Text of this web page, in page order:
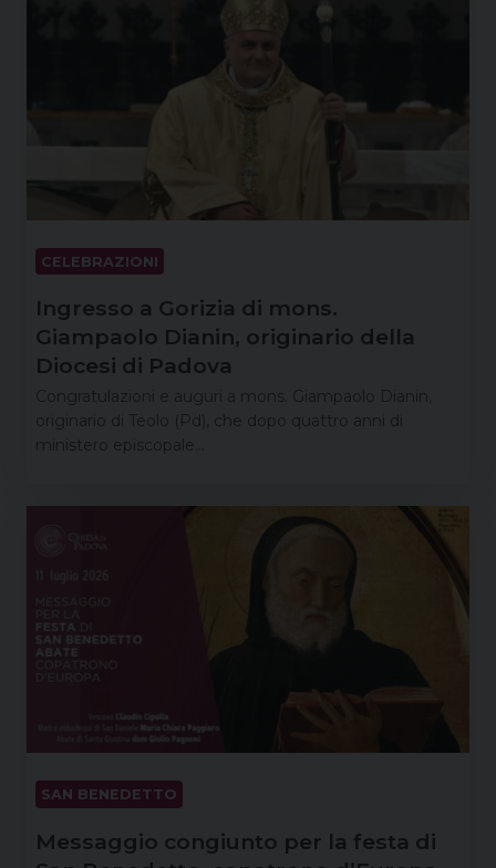
CELEBRAZIONI
Ingresso a Gorizia di mons.
Giampaolo Dianin, originario della
Diocesi di Padova
Congratulazioni e auguri a mons. Giampaolo Dianin,
originario di Teolo (Pd), che dopo quattro anni di
ministero episcopale…
SAN BENEDETTO
Messaggio congiunto per la festa di